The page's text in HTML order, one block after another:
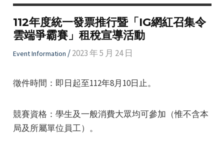
112年度統一發票推行暨「IG網紅召集令
雲端爭霸賽」租稅宣導活動
Event Information /2023 年 5 月 24 日
徵件時間：即日起至112年8月10日止。
競賽資格：學生及一般消費大眾均可參加（惟不含本
局及所屬單位員工）。